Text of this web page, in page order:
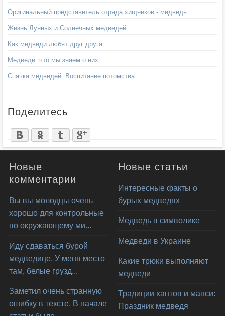
Оригинальный представитель отряда хищников - медведь
Жизнь Лунных и Солнечных медведей
Как медведи любят друг друга
Медведи: что мы знаем о них
Спячка медведей. Воспитание потомства
Поделитесь
Новые
комментарии
Вы вы молодцы очень
хорошо для контрольные
по окружающему ми...
Иду сдаваться бурой
медведице. У меня место
там, белые грузд...
Заметил очень странную
ошибку в тексте. В начале
Новые статьи
Интересные факты о
бурых медведях
Медведь в символике
Медведи в Украине
Какие трюки выполняют
медведи
Традиции хантов и манси:
Праздник медведя